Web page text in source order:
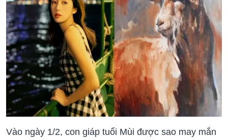
Vào ngày 1/2, con giáp tuổi Mùi được sao may mắn